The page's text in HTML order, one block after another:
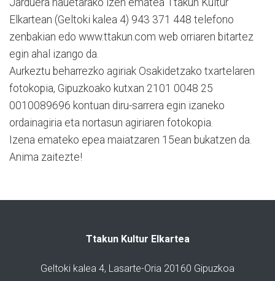
Elkartean (Geltoki kalea 4) 943 371 448 telefono
zenbakian edo www.ttakun.com web orriaren bitartez
egin ahal izango da.
Aurkeztu beharrezko agiriak Osakidetzako txartelaren
fotokopia, Gipuzkoako kutxan 2101 0048 25
0010089696 kontuan diru-sarrera egin izaneko
ordainagiria eta nortasun agiriaren fotokopia.
Izena emateko epea maiatzaren 15ean bukatzen da.
Anima zaitezte!
Ttakun Kultur Elkartea
Geltoki kalea 4, Lasarte-Oria 20160 Gipuzkoa